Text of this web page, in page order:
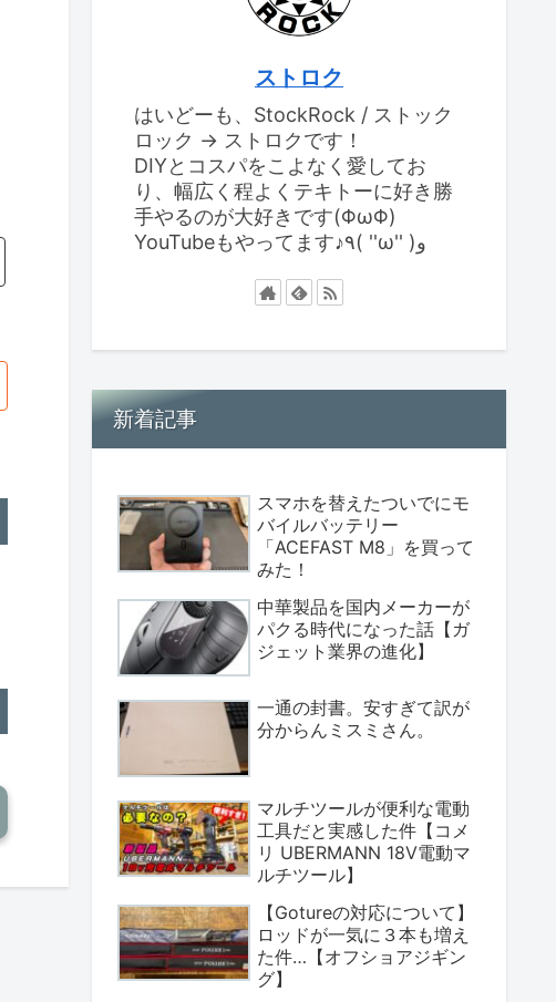
ストロク
はいどーも、StockRock / ストック
ロック → ストロクです！
DIYとコスパをこよなく愛してお
り、幅広く程よくテキトーに好き勝
手やるのが大好きです(ΦωΦ)
YouTubeもやってます♪٩( ''ω'' )و
新着記事
スマホを替えたついでにモ
バイルバッテリー
「ACEFAST M8」を買って
みた！
中華製品を国内メーカーが
パクる時代になった話【ガ
ジェット業界の進化】
一通の封書。安すぎて訳が
分からんミスミさん。
マルチツールが便利な電動
工具だと実感した件【コメ
リ UBERMANN 18V電動マ
ルチツール】
【Gotureの対応について】
ロッドが一気に３本も増え
た件…【オフショアジギン
グ】